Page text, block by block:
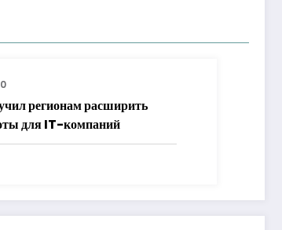
0
регионам расширить
для IT-компаний